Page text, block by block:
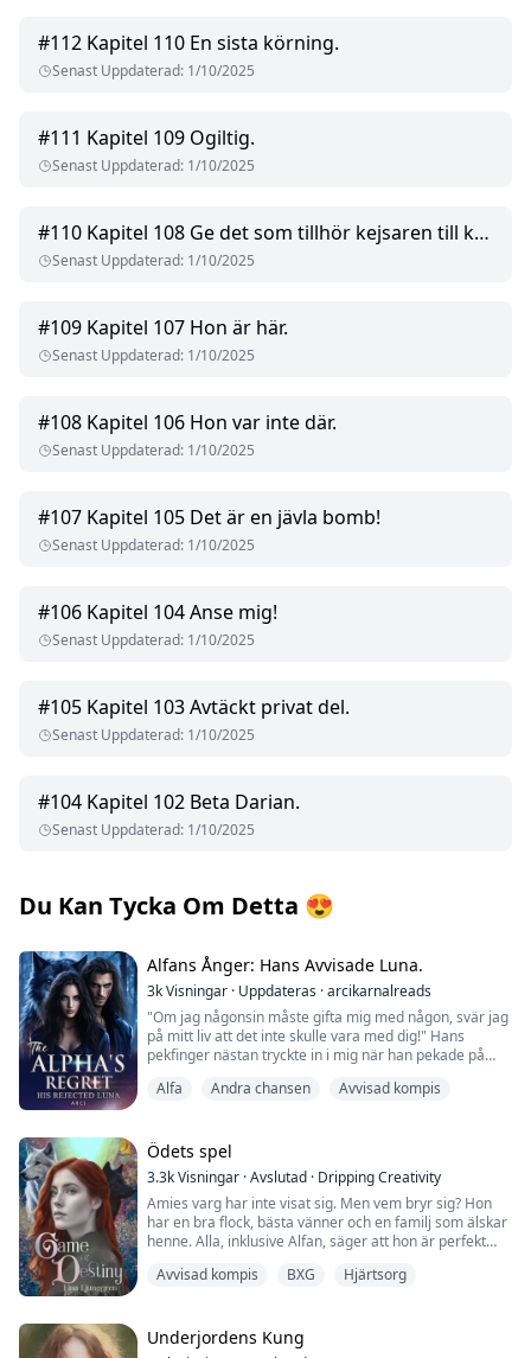
#112 Kapitel 110 En sista körning.
Senast Uppdaterad: 1/10/2025
#111 Kapitel 109 Ogiltig.
Senast Uppdaterad: 1/10/2025
#110 Kapitel 108 Ge det som tillhör kejsaren till kejsaren.
Senast Uppdaterad: 1/10/2025
#109 Kapitel 107 Hon är här.
Senast Uppdaterad: 1/10/2025
#108 Kapitel 106 Hon var inte där.
Senast Uppdaterad: 1/10/2025
#107 Kapitel 105 Det är en jävla bomb!
Senast Uppdaterad: 1/10/2025
#106 Kapitel 104 Anse mig!
Senast Uppdaterad: 1/10/2025
#105 Kapitel 103 Avtäckt privat del.
Senast Uppdaterad: 1/10/2025
#104 Kapitel 102 Beta Darian.
Senast Uppdaterad: 1/10/2025
Du Kan Tycka Om Detta 😍
Alfans Ånger: Hans Avvisade Luna.
3kVisningar · Uppdateras ·arcikarnalreads
"Om jag någonsin måste gifta mig med någon, svär jag
på mitt liv att det inte skulle vara med dig!" Hans
pekfinger nästan tryckte in i mig när han pekade på
man...din partner," rättade han sig.
"Jag skulle se till att vara med andra varghonor och se
till att du känner varje smärta av svek; jag ska se till att
du känner hur jag kände när du dödade min Odette," sa
han och gick närmare mig. Baksidan av min hals
brände av tårar som redan var på väg att rinna över.
död. Samtidigt blev Taylor alltid förbisedd och hatad av
Alfa Andra chansen Avvisad kompis
Ödets spel
3.3kVisningar ·Avslutad · Dripping Creativity
Amies varg har inte visat sig. Men vem bryr sig? Hon
har en bra flock, bästa vänner och en familj som älskar
henne. Alla, inklusive Alfan, säger att hon är perfekt
han avvisar henne. Med ett krossat hjärta flyr Amie
Avvisad kompis BXG Hjärtsorg
Underjordens Kung